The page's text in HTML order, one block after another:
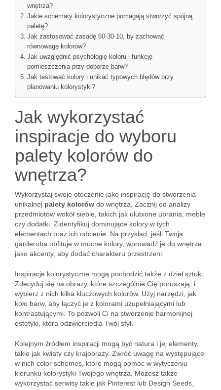
wnętrza?
Jakie schematy kolorystyczne pomagają stworzyć spójną
paletę?
Jak zastosować zasadę 60-30-10, by zachować
równowagę kolorów?
Jak uwzględnić psychologię koloru i funkcję
pomieszczenia przy doborze barw?
Jak testować kolory i unikać typowych błędów przy
planowaniu kolorystyki?
Jak wykorzystać
inspiracje do wyboru
palety kolorów do
wnętrza?
Wykorzystaj swoje otoczenie jako inspirację do stworzenia
unikalnej palety kolorów do wnętrza. Zacznij od analizy
przedmiotów wokół siebie, takich jak ulubione ubrania, meble
czy dodatki. Zidentyfikuj dominujące kolory w tych
elementach oraz ich odcienie. Na przykład, jeśli Twoja
garderoba obfituje w mocne kolory, wprowadź je do wnętrza
jako akcenty, aby dodać charakteru przestrzeni.
Inspiracje kolorystyczne mogą pochodzić także z dzieł sztuki.
Zdecyduj się na obrazy, które szczególnie Cię poruszają, i
wybierz z nich kilka kluczowych kolorów. Użyj narzędzi, jak
koło barw, aby łączyć je z kolorami uzupełniającymi lub
kontrastującymi. To pozwoli Ci na stworzenie harmonijnej
estetyki, która odzwierciedla Twój styl.
Kolejnym źródłem inspiracji mogą być natura i jej elementy,
takie jak kwiaty czy krajobrazy. Zwróć uwagę na występujące
w nich color schemes, które mogą pomóc w wytyczeniu
kierunku kolorystyki Twojego wnętrza. Możesz także
wykorzystać serwisy takie jak Pinterest lub Design Seeds,